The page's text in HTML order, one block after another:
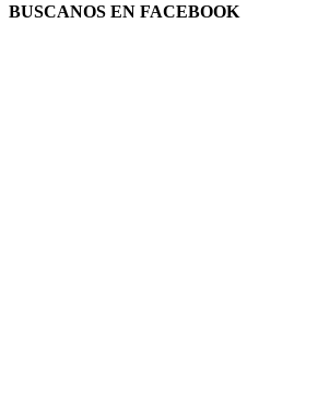
BUSCANOS EN FACEBOOK